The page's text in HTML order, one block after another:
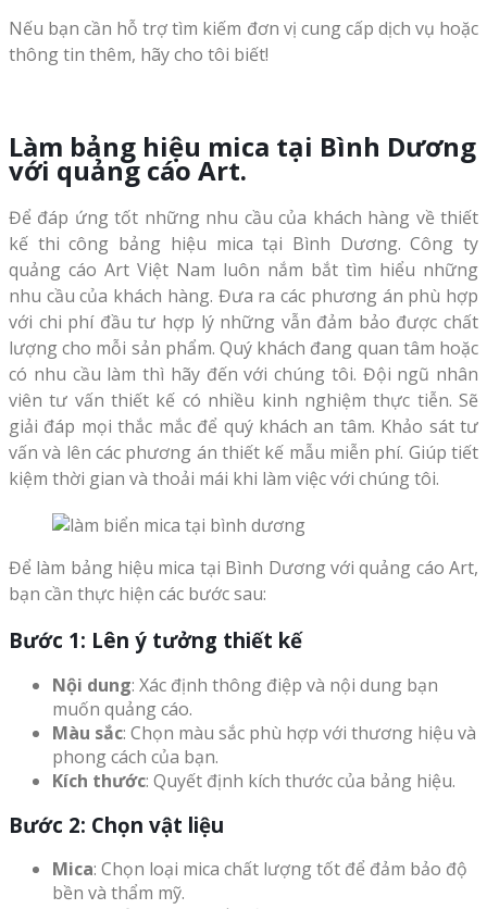
Nếu bạn cần hỗ trợ tìm kiếm đơn vị cung cấp dịch vụ hoặc
thông tin thêm, hãy cho tôi biết!
Làm bảng hiệu mica tại Bình Dương
với quảng cáo Art.
Để đáp ứng tốt những nhu cầu của khách hàng về thiết
kế thi công bảng hiệu mica tại Bình Dương. Công ty
quảng cáo Art Việt Nam luôn nắm bắt tìm hiểu những
nhu cầu của khách hàng. Đưa ra các phương án phù hợp
với chi phí đầu tư hợp lý những vẫn đảm bảo được chất
lượng cho mỗi sản phẩm. Quý khách đang quan tâm hoặc
có nhu cầu làm thì hãy đến với chúng tôi. Đội ngũ nhân
viên tư vấn thiết kế có nhiều kinh nghiệm thực tiễn. Sẽ
giải đáp mọi thắc mắc để quý khách an tâm. Khảo sát tư
vấn và lên các phương án thiết kế mẫu miễn phí. Giúp tiết
kiệm thời gian và thoải mái khi làm việc với chúng tôi.
Để làm bảng hiệu mica tại Bình Dương với quảng cáo Art,
bạn cần thực hiện các bước sau:
Bước 1: Lên ý tưởng thiết kế
Nội dung: Xác định thông điệp và nội dung bạn
muốn quảng cáo.
Màu sắc: Chọn màu sắc phù hợp với thương hiệu và
phong cách của bạn.
Kích thước: Quyết định kích thước của bảng hiệu.
Bước 2: Chọn vật liệu
Mica: Chọn loại mica chất lượng tốt để đảm bảo độ
bền và thẩm mỹ.